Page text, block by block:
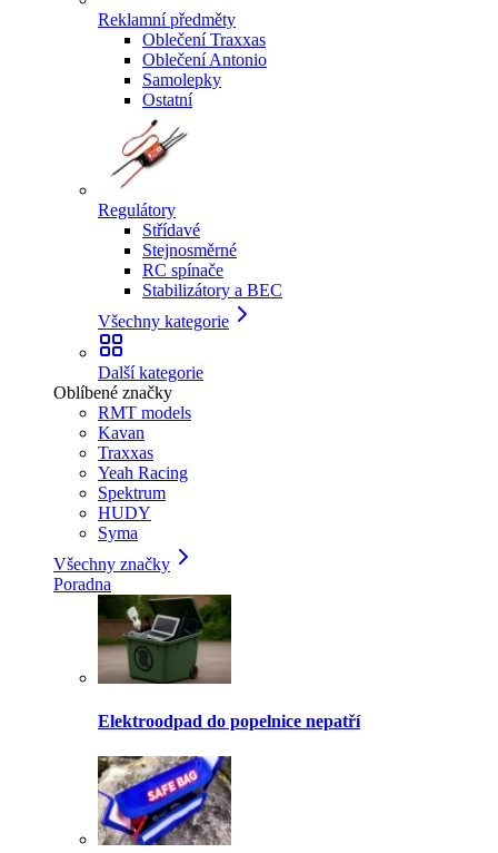
Reklamní předměty
Oblečení Traxxas
Oblečení Antonio
Samolepky
Ostatní
Regulátory
Střídavé
Stejnosměrné
RC spínače
Stabilizátory a BEC
Všechny kategorie
Další kategorie
Oblíbené značky
RMT models
Kavan
Traxxas
Yeah Racing
Spektrum
HUDY
Syma
Všechny značky
Poradna
Elektroodpad do popelnice nepatří